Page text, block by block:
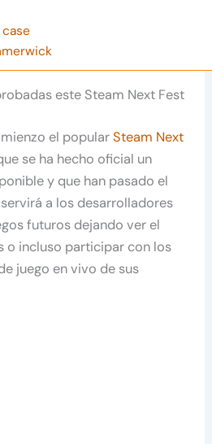
este Steam Next Fest
el popularSteam Next
se ha hecho oficial un
y que han pasado el
a los desarrolladores
futuros dejando ver el
o incluso participar con los
juego en vivo de sus